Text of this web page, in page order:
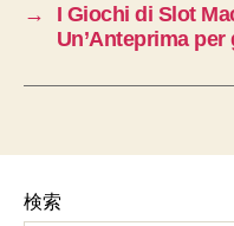
→
I Giochi di Slot
Un’Anteprima
検索